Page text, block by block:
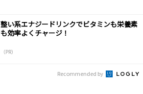
整い系エナジードリンクでビタミンも栄養素
も効率よくチャージ！
（PR）
Recommended by